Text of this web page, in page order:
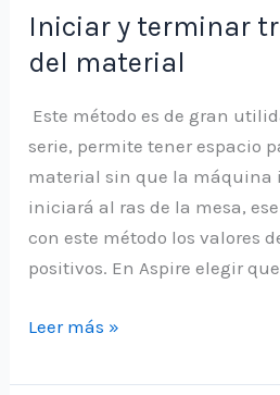
en
Aspire
Iniciar y terminar
del material
Este método es de gran
serie, permite tener espacio
material sin que la máquina
iniciará al ras de la mesa,
con este método los valores
positivos. En Aspire elegir
Iniciar
terminar
Leer más »